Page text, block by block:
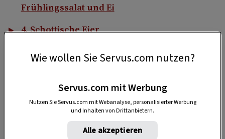
Frühlingssalat und Ei
4. Schottische Eier
5. Grazer Krauthäuptel mit Eier-Muskateller-
Dressing
6. Rindfleischsalat mit schwarzem Rettich
7. Lavendel-Ei-Aufstrich
8. Schwalbennester
Wie wollen Sie Servus.com nutzen?
Servus.com mit Werbung
Nutzen Sie Servus.com mit Webanalyse, personalisierter Werbung
und Inhalten von Drittanbietern.
Alle akzeptieren